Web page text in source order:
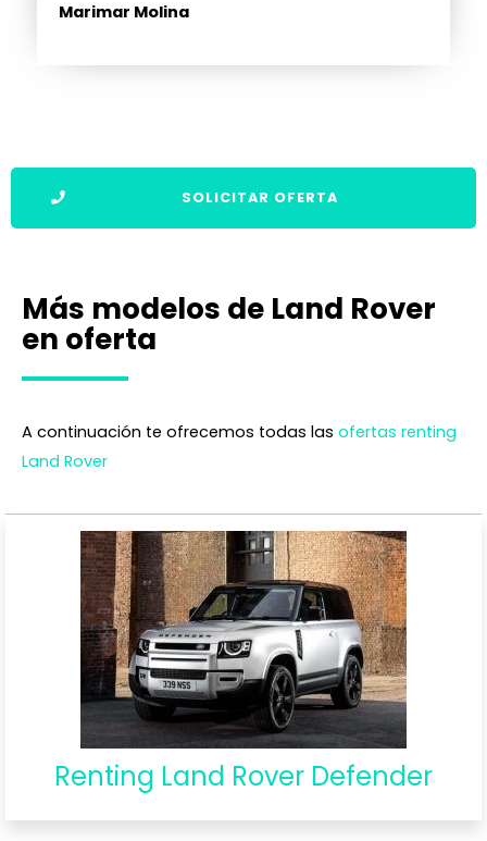
Marimar Molina
SOLICITAR OFERTA
Más modelos de Land Rover
en oferta
A continuación te ofrecemos todas las ofertas renting
Land Rover
Renting Land Rover Defender